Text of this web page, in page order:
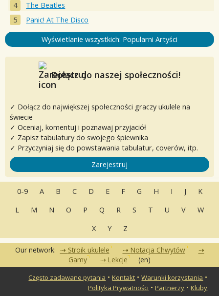
The Beatles
Panic! At The Disco
Wyświetlanie wszystkich: Popularni Artyści
Dołącz do naszej społeczności!
✓ Dołącz do największej społeczności graczy ukulele na
świecie
✓ Oceniaj, komentuj i poznawaj przyjaciół
✓ Zapisz tabulatury do swojego śpiewnika
✓ Przyczyniaj się do powstawania tabulatur, coverów, itp.
Zarejestruj
0-9 A B C D E F G H I J
K
L
M N O P Q R S T U V
W
X
Y Z
Our network: Stroik ukulele
Notacja Chwytów
Gamy
Lekcje (en)
Często zadawane pytania •Kontakt •Warunki korzystania •
Polityka Prywatności •Partnerzy •Kluby